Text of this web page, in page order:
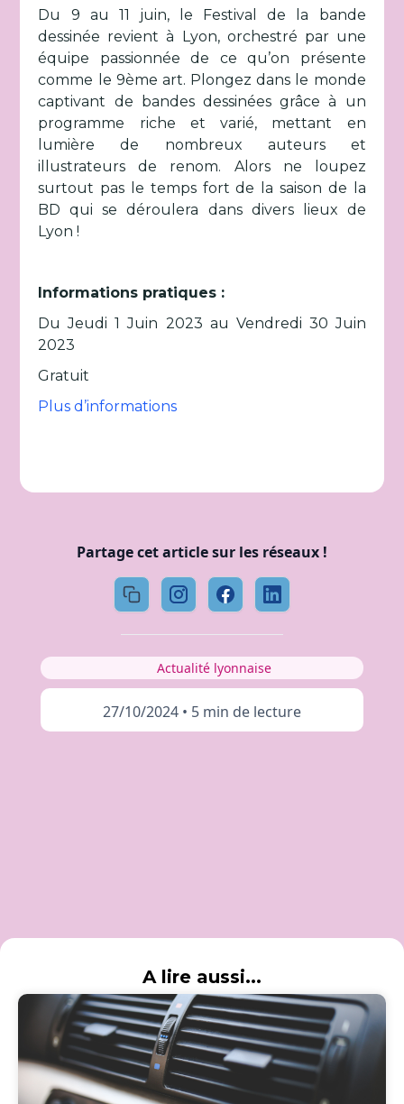
Du 9 au 11 juin, le Festival de la bande
dessinée revient à Lyon, orchestré par une
équipe passionnée de ce qu’on présente
comme le 9ème art. Plongez dans le monde
captivant de bandes dessinées grâce à un
programme riche et varié, mettant en
lumière de nombreux auteurs et
illustrateurs de renom. Alors ne loupez
surtout pas le temps fort de la saison de la
BD qui se déroulera dans divers lieux de
Lyon !
Informations pratiques :
Du Jeudi 1 Juin 2023 au Vendredi 30 Juin
2023
Gratuit
Plus d’informations
Partage cet article sur les réseaux !
Actualité lyonnaise
27/10/2024 • 5 min de lecture
A lire aussi...